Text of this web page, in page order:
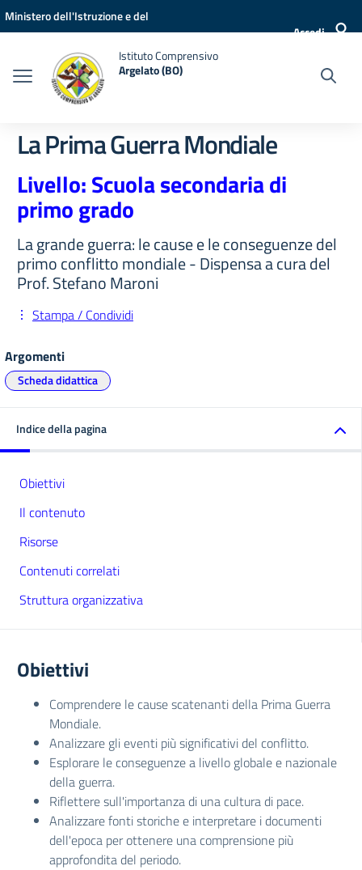
Vai ai contenuti
Vai al menu di navigazione
Vai al footer
Ministero dell'Istruzione e del
Accedi
Istituto Comprensivo
Argelato (BO)
La Prima Guerra Mondiale
Livello: Scuola secondaria di
primo grado
La grande guerra: le cause e le conseguenze del
primo conflitto mondiale - Dispensa a cura del
Prof. Stefano Maroni
Stampa / Condividi
Argomenti
Scheda didattica
Indice della pagina
Obiettivi
Il contenuto
Risorse
Contenuti correlati
Struttura organizzativa
Obiettivi
Comprendere le cause scatenanti della Prima Guerra
Mondiale.
Analizzare gli eventi più significativi del conflitto.
Esplorare le conseguenze a livello globale e nazionale
della guerra.
Riflettere sull'importanza di una cultura di pace.
Analizzare fonti storiche e interpretare i documenti
dell'epoca per ottenere una comprensione più
approfondita del periodo.